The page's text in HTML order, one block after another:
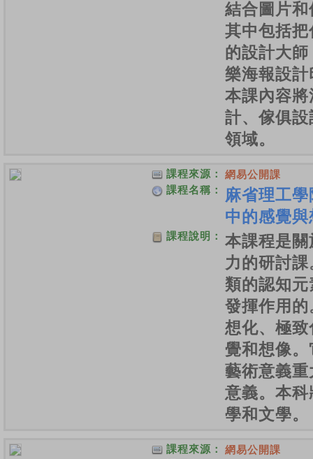
結合圖片
其中包括
的設計大
樂海報設
本課內容
計、傢俱
領域。
課程來源：
網易公開課
課程名稱：
麻省理工
中的感覺與
課程說明：
本課程是
力的研討
類的認知
發揮作用
想化、極
覺和想像
藝術意義
意義。本
學和文學。
課程來源：
網易公開課